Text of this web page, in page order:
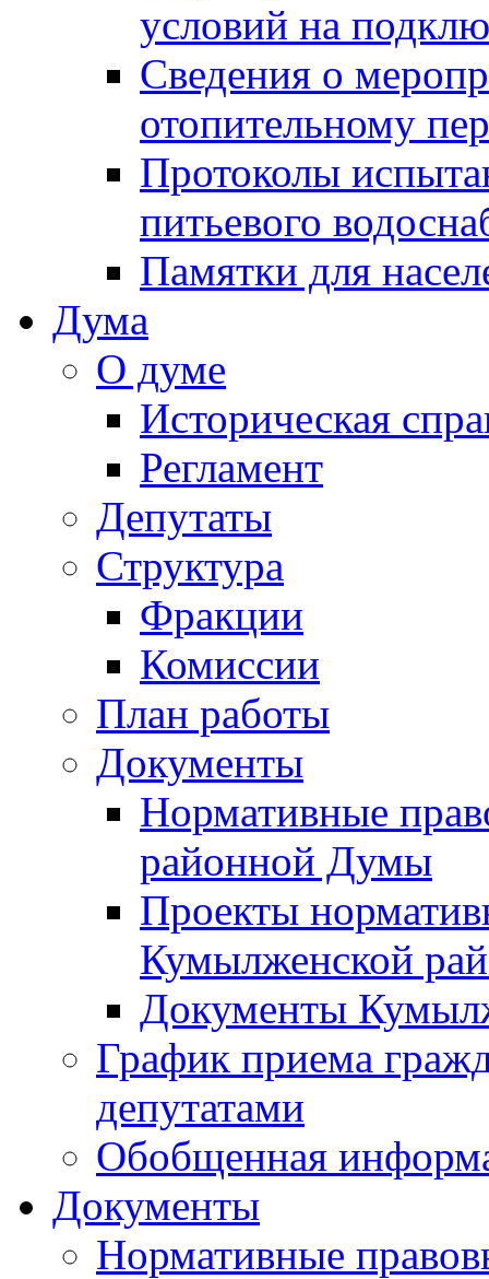
условий на
Сведения о
отопительному
Протоколы
питьевого
Памятки для
Дума
О думе
Историческая
Регламент
Депутаты
Структура
Фракции
Комиссии
План работы
Документы
Нормативные
районной Думы
Проекты
Кумылженской
Документы
График приема
депутатами
Обобщенная
Документы
Нормативные